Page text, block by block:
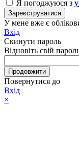
Я погоджуюся з
Зареєструватися
У мене вже є
Вхід
Скинути пароль
Відновіть свій
Продовжити
Повернутися до
Вхід
×